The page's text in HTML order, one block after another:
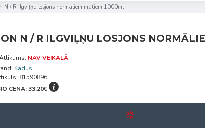
N / R ilgviļņu losjons normāliem matiem 1000ml
N / R ILGVIĻŅU LOSJONS
Atlikums: NAV VEIKALĀ
Kadus
81590896
CENA:33,20€